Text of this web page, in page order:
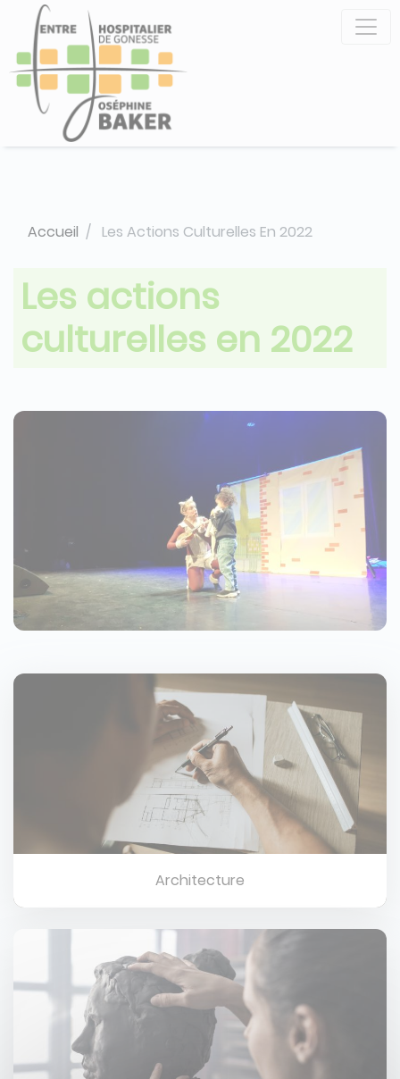
contenu
principal
Accueil Les Actions Culturelles En 2022
Les actions
culturelles en 2022
Image
Architecture
Panneau de gestion des cookies